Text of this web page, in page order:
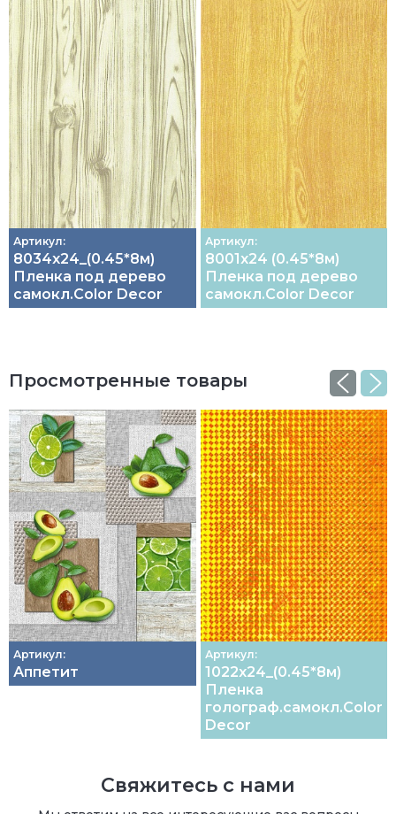
Артикул:
8034х24_(0.45*8м)
Пленка под дерево
самокл.Color Decor
Артикул:
8001х24 (0.45*8м)
Пленка под дерево
самокл.Color Decor
Просмотренные товары
Артикул:
Аппетит
Артикул:
1022х24_(0.45*8м)
Пленка
голограф.самокл.Color
Decor
Свяжитесь с нами